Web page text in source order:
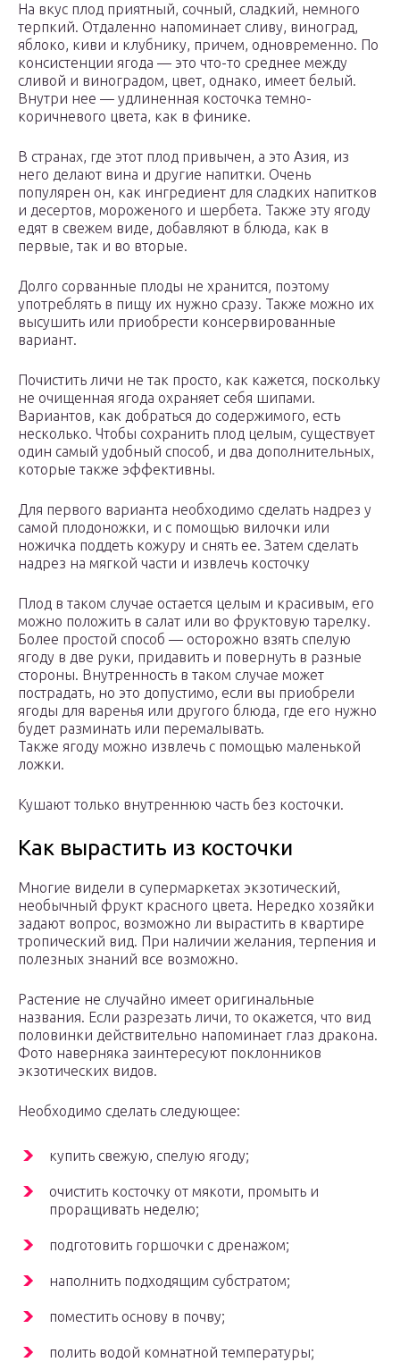
На вкус плод приятный, сочный, сладкий, немного
терпкий. Отдаленно напоминает сливу, виноград,
яблоко, киви и клубнику, причем, одновременно. По
консистенции ягода — это что-то среднее между
сливой и виноградом, цвет, однако, имеет белый.
Внутри нее — удлиненная косточка темно-
коричневого цвета, как в финике.
В странах, где этот плод привычен, а это Азия, из
него делают вина и другие напитки. Очень
популярен он, как ингредиент для сладких напитков
и десертов, мороженого и шербета. Также эту ягоду
едят в свежем виде, добавляют в блюда, как в
первые, так и во вторые.
Долго сорванные плоды не хранится, поэтому
употреблять в пищу их нужно сразу. Также можно их
высушить или приобрести консервированные
вариант.
Почистить личи не так просто, как кажется, поскольку
не очищенная ягода охраняет себя шипами.
Вариантов, как добраться до содержимого, есть
несколько. Чтобы сохранить плод целым, существует
один самый удобный способ, и два дополнительных,
которые также эффективны.
Для первого варианта необходимо сделать надрез у
самой плодоножки, и с помощью вилочки или
ножичка поддеть кожуру и снять ее. Затем сделать
надрез на мягкой части и извлечь косточку
Плод в таком случае остается целым и красивым, его
можно положить в салат или во фруктовую тарелку.
Более простой способ — осторожно взять спелую
ягоду в две руки, придавить и повернуть в разные
стороны. Внутренность в таком случае может
пострадать, но это допустимо, если вы приобрели
ягоды для варенья или другого блюда, где его нужно
будет разминать или перемалывать.
Также ягоду можно извлечь с помощью маленькой
ложки.
Кушают только внутреннюю часть без косточки.
Как вырастить из косточки
Многие видели в супермаркетах экзотический,
необычный фрукт красного цвета. Нередко хозяйки
задают вопрос, возможно ли вырастить в квартире
тропический вид. При наличии желания, терпения и
полезных знаний все возможно.
Растение не случайно имеет оригинальные
названия. Если разрезать личи, то окажется, что вид
половинки действительно напоминает глаз дракона.
Фото наверняка заинтересуют поклонников
экзотических видов.
Необходимо сделать следующее:
купить свежую, спелую ягоду;
очистить косточку от мякоти, промыть и
проращивать неделю;
подготовить горшочки с дренажом;
наполнить подходящим субстратом;
поместить основу в почву;
полить водой комнатной температуры;